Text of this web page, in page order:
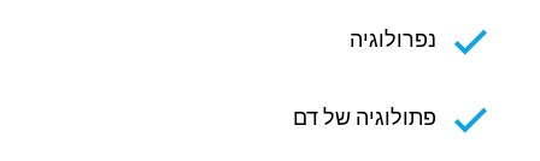
נפרולוגיה
פתולוגיה של דם